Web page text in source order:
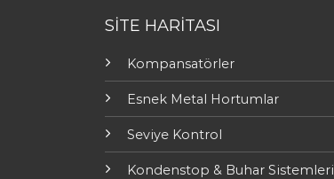
SİTE HARİTASI
Kompansatörler
Esnek Metal Hortumlar
Seviye Kontrol
Kondenstop & Buhar Sistemleri